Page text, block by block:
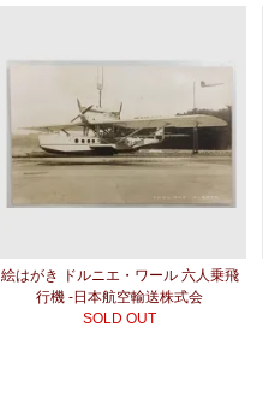
絵はがき ドルニエ・ワール 六人乗飛
行機 -日本航空輸送株式会
SOLD OUT